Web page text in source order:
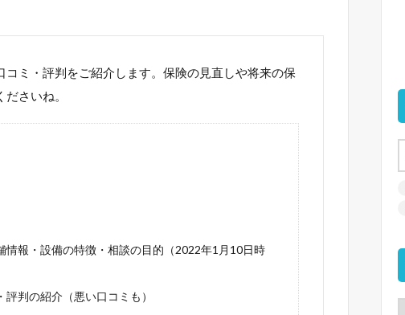
ミ・評判をご紹介します。保険の見直しや将来の保
さいね。
報・設備の特徴・相談の目的（2022年1月10日時
判の紹介（悪い口コミも）